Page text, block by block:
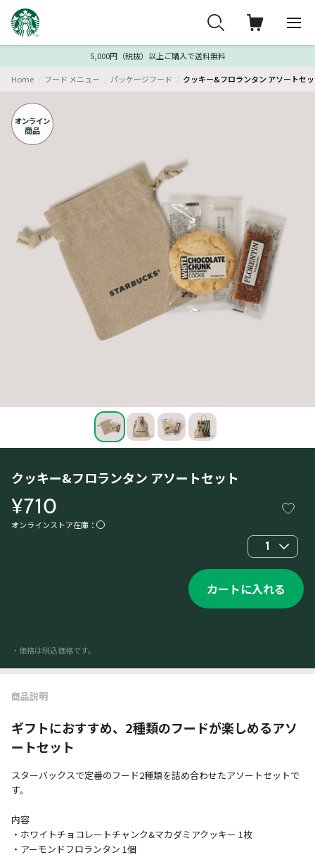
5,000円（税抜）以上ご購入で送料無料
Home フード メニュー パッケージフード クッキー&フロランタン アソートセ
オンライン
商品
クッキー&フロランタン アソートセット
¥710
オンラインストア在庫：
1
カートに入れる
・価格は税込価格です。
商品説明
ギフトにおすすめ、2種類のフードが楽しめるアソ
ートセット
スターバックスで定番のフード2種類を詰め合わせたアソートセットで
す。
内容
・ホワイトチョコレートチャンク&マカダミアクッキー 1枚
・アーモンドフロランタン 1個